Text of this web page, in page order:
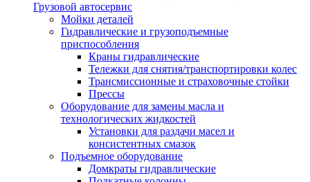
Грузовой автосервис
Мойки деталей
Гидравлические и грузоподъемные
приспособления
Краны гидравлические
Тележки для снятия/транспортировки колес
Трансмиссионные и страховочные стойки
Прессы
Оборудование для замены масла и
технологических жидкостей
Установки для раздачи масел и
консистентных смазок
Подъемное оборудование
Домкраты гидравлические